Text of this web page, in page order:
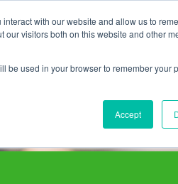
with our website and allow us to
visitors both on this website and other
be used in your browser to remember your
Accept